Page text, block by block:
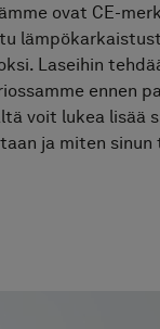
Moodisi
ovat CE-
Laseihin
ennen
voit lukea lisää
ja miten